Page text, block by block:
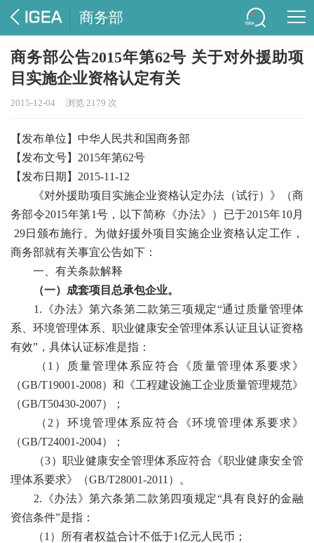
商务部
商务部公告2015年第62号 关于对外援助项
目实施企业资格认定有关
2015-12-04 浏览 2179 次
【发布单位】中华人民共和国商务部
【发布文号】2015年第62号
【发布日期】2015-11-12
《对外援助项目实施企业资格认定办法（试行）》（商
务部令2015年第1号，以下简称《办法》）已于2015年10月
29日颁布施行。为做好援外项目实施企业资格认定工作，
商务部就有关事宜公告如下：
一、有关条款解释
（一）成套项目总承包企业。
1.《办法》第六条第二款第三项规定“通过质量管理体
系、环境管理体系、职业健康安全管理体系认证且认证资格
有效”，具体认证标准是指：
（1）质量管理体系应符合《质量管理体系要求》
（GB/T19001-2008）和《工程建设施工企业质量管理规范》
（GB/T50430-2007）；
（2）环境管理体系应符合《环境管理体系要求》
（GB/T24001-2004）；
（3）职业健康安全管理体系应符合《职业健康安全管
理体系要求》（GB/T28001-2011）。
2.《办法》第六条第二款第四项规定“具有良好的金融
资信条件”是指：
（1）所有者权益合计不低于1亿元人民币；